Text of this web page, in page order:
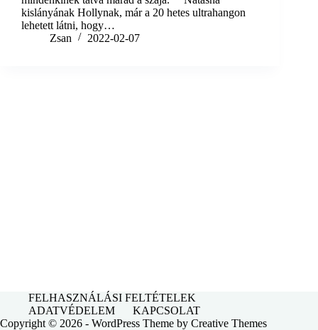
kislányának Hollynak, már a 20 hetes ultrahangon
lehetett látni, hogy…
Zsan
2022-02-07
FELHASZNÁLÁSI FELTÉTELEK
ADATVÉDELEM
KAPCSOLAT
Copyright © 2026 - WordPress Theme by Creative Themes